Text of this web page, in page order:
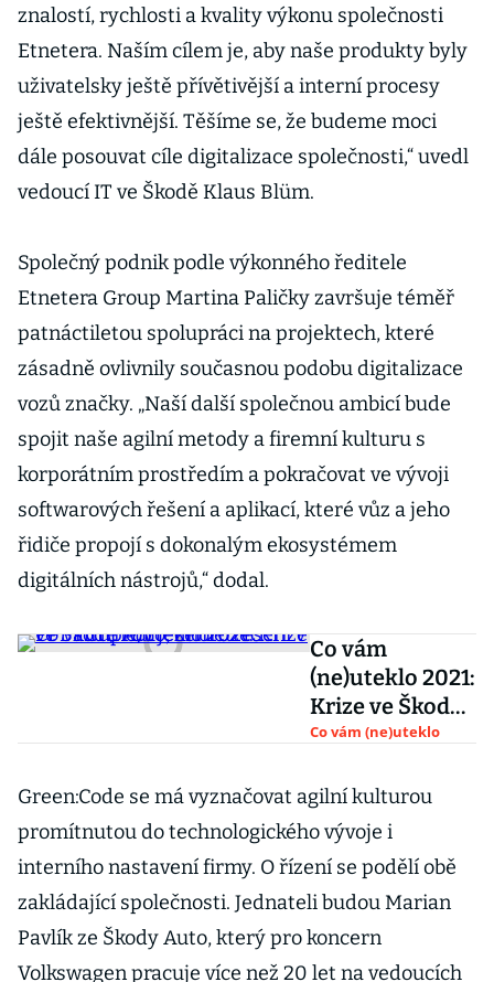
znalostí, rychlosti a kvality výkonu společnosti
Etnetera. Naším cílem je, aby naše produkty byly
uživatelsky ještě přívětivější a interní procesy
ještě efektivnější. Těšíme se, že budeme moci
dále posouvat cíle digitalizace společnosti,“ uvedl
vedoucí IT ve Škodě Klaus Blüm.
Společný podnik podle výkonného ředitele
Etnetera Group Martina Paličky završuje téměř
patnáctiletou spolupráci na projektech, které
zásadně ovlivnily současnou podobu digitalizace
vozů značky. „Naší další společnou ambicí bude
spojit naše agilní metody a firemní kulturu s
korporátním prostředím a pokračovat ve vývoji
softwarových řešení a aplikací, které vůz a jeho
řidiče propojí s dokonalým ekosystémem
digitálních nástrojů,“ dodal.
Co vám
(ne)uteklo 2021:
Krize ve Škodě
Auto,
PPF i Čuprův
jednorožec...
Co vám (ne)uteklo
Green:Code se má vyznačovat agilní kulturou
promítnutou do technologického vývoje i
interního nastavení firmy. O řízení se podělí obě
zakládající společnosti. Jednateli budou Marian
Pavlík ze Škody Auto, který pro koncern
Volkswagen pracuje více než 20 let na vedoucích